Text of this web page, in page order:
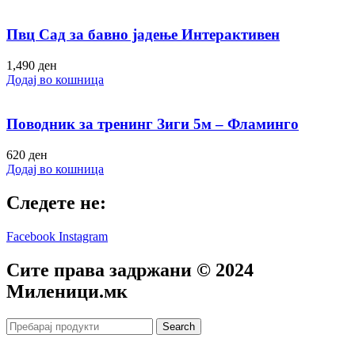
Пвц Сад за бавно јадење Интерактивен
1,490 ден
Додај во кошница
Поводник за тренинг Зиги 5м – Фламинго
620 ден
Додај во кошница
Следете не:
Facebook Instagram
Сите права задржани © 2024
Mиленици.мк
Search